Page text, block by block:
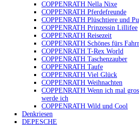
COPPENRATH Nella Nixe
COPPENRATH Pferdefreunde
COPPENRATH Plüschtiere und
COPPENRATH Prinzessin Lillifee
COPPENRATH Reisezeit
COPPENRATH Schönes fürs
COPPENRATH T-Rex World
COPPENRATH Taschenzauber
COPPENRATH Taufe
COPPENRATH Viel Glück
COPPENRATH Weihnachten
COPPENRATH Wenn ich mal
werde ich
COPPENRATH Wild und Cool
Denkriesen
DEPESCHE